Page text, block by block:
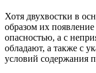
Хотя двухвостки в
образом их
опасностью, а с
обладают, а также с
условий содержания